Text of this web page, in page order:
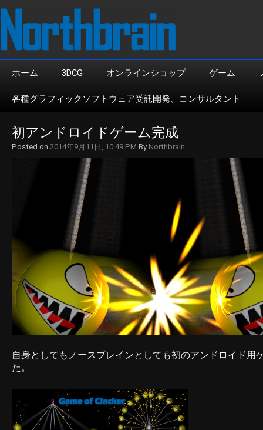
ホーム 3DCG オンラインショップ ゲーム
各種グラフィックソフトウェア受託開発、コンサルタント
初アンドロイドゲーム完成
Posted on 2014年9月11日, 10:49 PM By Northbrain
自身としてもノースブレインとしても初のアンドロイド用
た。